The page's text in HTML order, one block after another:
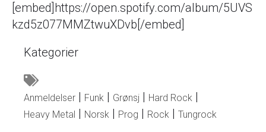
[embed]https://open.spotify.com/album/5UVS
kzd5z077MMZtwuXDvb[/embed]
Kategorier
Anmeldelser Funk Grønsj
Hard Rock
Heavy Metal
Norsk Prog Rock Tungrock